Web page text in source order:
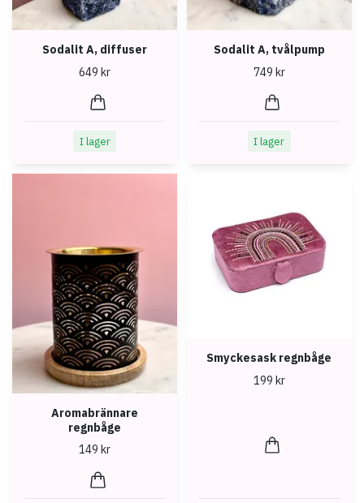
Sodalit A, diffuser
649 kr
I lager
Sodalit A, tvålpump
749 kr
I lager
Aromabrännare
regnbåge
149 kr
Smyckesask regnbåge
199 kr